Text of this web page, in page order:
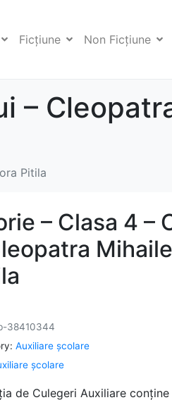
Ficţiune Non Ficţiune
–
Pitila
– Clasa 4 –
38410344
Auxiliare şcolare
şcolare
de Culegeri Auxiliare